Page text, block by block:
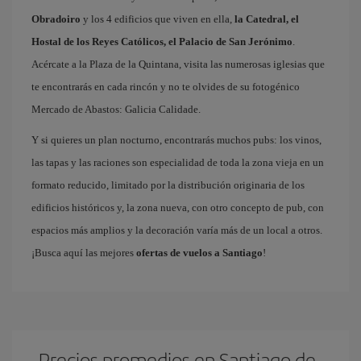
Obradoiro y los 4 edificios que viven en ella, la Catedral, el
Hostal de los Reyes Católicos, el Palacio de San Jerónimo.
Acércate a la Plaza de la Quintana, visita las numerosas iglesias que
te encontrarás en cada rincón y no te olvides de su fotogénico
Mercado de Abastos: Galicia Calidade.
Y si quieres un plan nocturno, encontrarás muchos pubs: los vinos,
las tapas y las raciones son especialidad de toda la zona vieja en un
formato reducido, limitado por la distribución originaria de los
edificios históricos y, la zona nueva, con otro concepto de pub, con
espacios más amplios y la decoración varía más de un local a otros.
¡Busca aquí las mejores ofertas de vuelos a Santiago!